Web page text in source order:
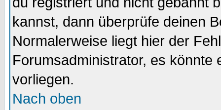
kannst, dann überprüfe deinen
Normalerweise liegt hier der
Forumsadministrator, es könnte
vorliegen.
Nach oben